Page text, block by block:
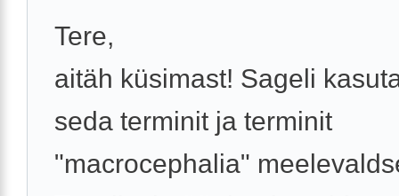
Tere,
aitäh küsimast! Sageli
seda terminit ja terminit
"macrocephalia"